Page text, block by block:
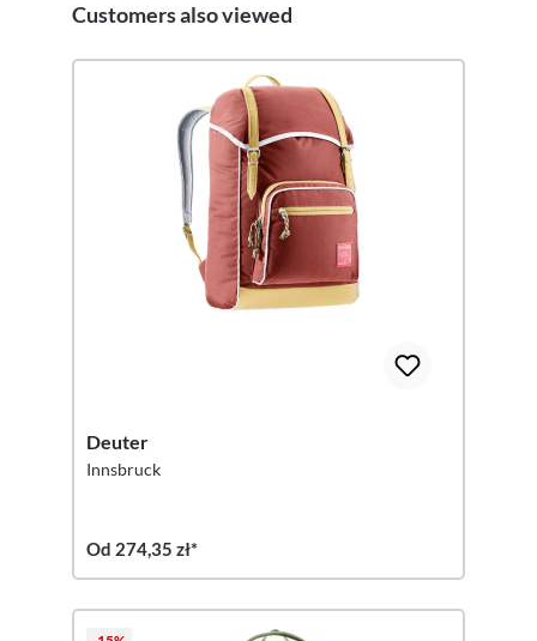
Pomiń galerię produktów
Customers also viewed
Deuter
Innsbruck
Od 274,35 zł*